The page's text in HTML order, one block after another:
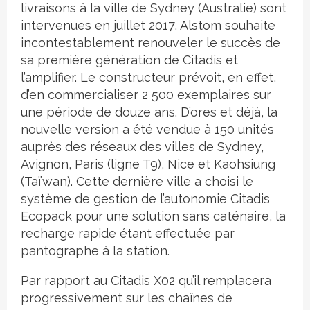
livraisons à la ville de Sydney (Australie) sont
intervenues en juillet 2017, Alstom souhaite
incontestablement renouveler le succès de
sa première génération de Citadis et
l’amplifier. Le constructeur prévoit, en effet,
d’en commercialiser 2 500 exemplaires sur
une période de douze ans. D’ores et déjà, la
nouvelle version a été vendue à 150 unités
auprès des réseaux des villes de Sydney,
Avignon, Paris (ligne T9), Nice et Kaohsiung
(Taïwan). Cette dernière ville a choisi le
système de gestion de l’autonomie Citadis
Ecopack pour une solution sans caténaire, la
recharge rapide étant effectuée par
pantographe à la station.
Par rapport au Citadis X02 qu’il remplacera
progressivement sur les chaînes de